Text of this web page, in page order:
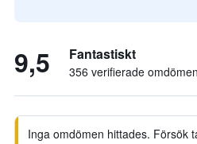
9,5 Fantastiskt
356 verifierade omdömen
Inga omdömen hittades. Försök